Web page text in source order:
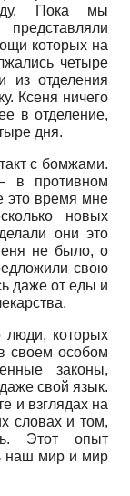
Пока мы
которых на
четыре
из отделения
Ксеня ничего
в отделение,
дня.
с бомжами.
в противном
это время мне
новых
они это
не было, о
свою
даже от еды и
люди, которых
своем особом
законы,
свой язык.
и взглядах на
словах и том,
Этот опыт
наш мир и мир